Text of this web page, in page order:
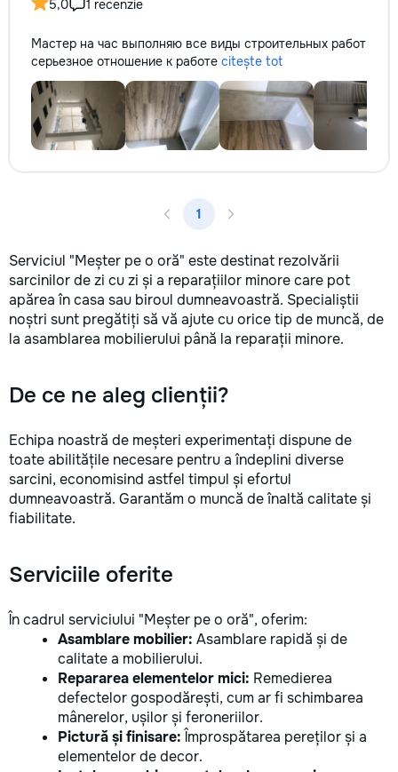
5,0
1 recenzie
Мастер на час выполняю все виды строительных работ
серьезное отношение к работе citește tot
1
Serviciul "Meșter pe o oră" este destinat rezolvării
sarcinilor de zi cu zi și a reparațiilor minore care pot
apărea în casa sau biroul dumneavoastră. Specialiștii
noștri sunt pregătiți să vă ajute cu orice tip de muncă, de
la asamblarea mobilierului până la reparații minore.
De ce ne aleg clienții?
Echipa noastră de meșteri experimentați dispune de
toate abilitățile necesare pentru a îndeplini diverse
sarcini, economisind astfel timpul și efortul
dumneavoastră. Garantăm o muncă de înaltă calitate și
fiabilitate.
Serviciile oferite
În cadrul serviciului "Meșter pe o oră", oferim:
Asamblare mobilier: Asamblare rapidă și de
calitate a mobilierului.
Repararea elementelor mici: Remedierea
defectelor gospodărești, cum ar fi schimbarea
mânerelor, ușilor și feroneriilor.
Pictură și finisare: Împrospătarea pereților și a
elementelor de decor.